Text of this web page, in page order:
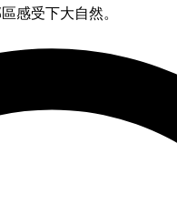
感受下大自然。